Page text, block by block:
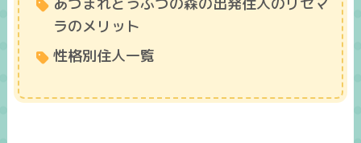
ラのメリット
性格別住人一覧